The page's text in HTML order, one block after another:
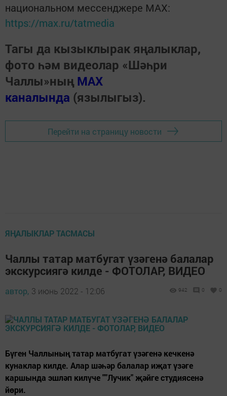
национальном мессенджере MАХ:
https://max.ru/tatmedia
Тагы да кызыклырак яңалыклар,
фото һәм видеолар «Шәһри
Чаллы»ның MAX
каналында (язылыгыз).
Перейти на страницу новости
ЯҢАЛЫКЛАР ТАСМАСЫ
Чаллы татар матбугат үзәгенә балалар
экскурсиягә килде - ФОТОЛАР, ВИДЕО
автор, 3 июнь 2022 - 12:06 942 0 0
Бүген Чаллының татар матбугат үзәгенә кечкенә
кунаклар килде. Алар шәһәр балалар иҗат үзәге
каршында эшләп килүче ""Лучик" җәйге студиясенә
йөри.